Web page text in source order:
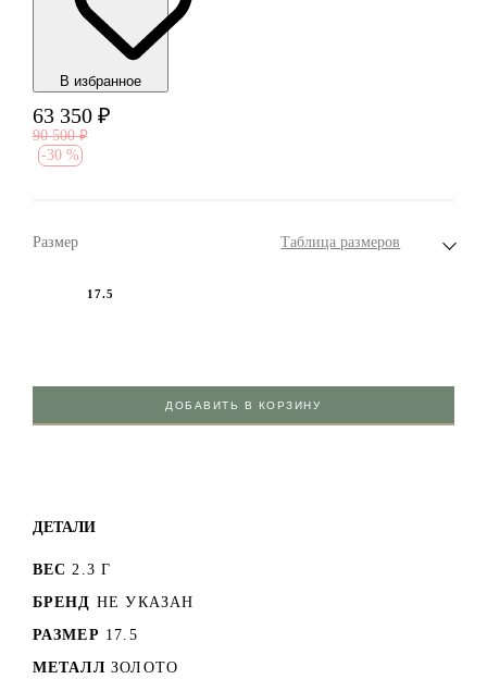
В избранноe
63 350 ₽
90 500 ₽
-30 %
Размер Таблица размеров
17.5
ДОБАВИТЬ В КОРЗИНУ
ДЕТАЛИ
ВЕС 2.3 Г
БРЕНД НЕ УКАЗАН
РАЗМЕР 17.5
МЕТАЛЛ ЗОЛОТО